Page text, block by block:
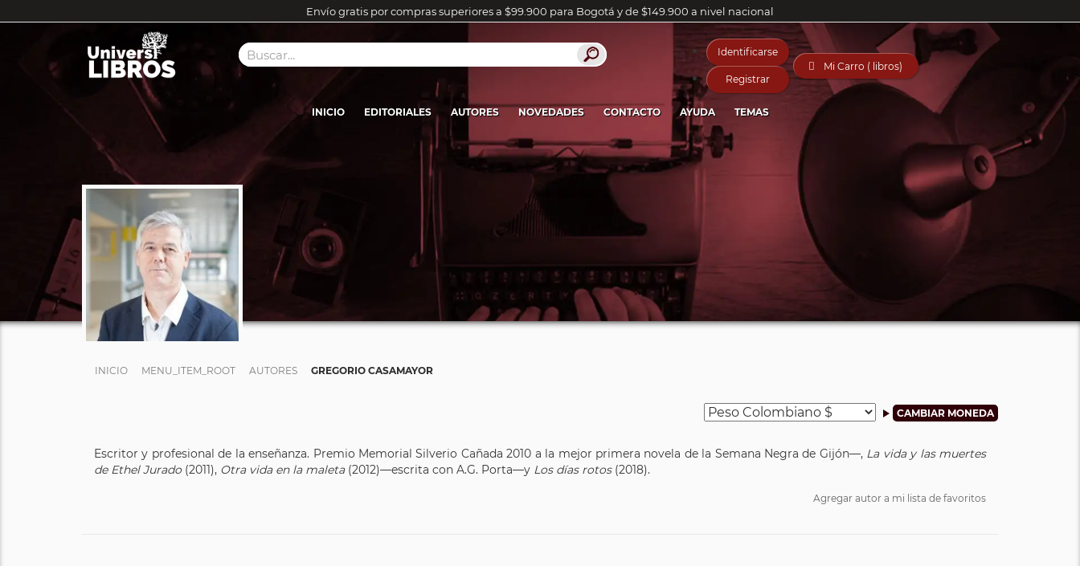
Envío gratis por compras superiores a $99.900 para Bogotá y de $149.900 a nivel nacional
Identificarse
Registrar
 Mi Carro ( libros)
INICIO EDITORIALES AUTORES NOVEDADES CONTACTO AYUDA TEMAS
INICIO MENU_ITEM_ROOT AUTORES GREGORIO CASAMAYOR
Escritor y profesional de la enseñanza. Premio Memorial Silverio Cañada 2010 a la mejor primera novela de la Semana Negra de Gijón—, La vida y las muertes
de Ethel Jurado(2011), Otra vida en la maleta(2012)—escrita con A.G. Porta—y Los días rotos(2018).
Agregar autor a mi lista de favoritos